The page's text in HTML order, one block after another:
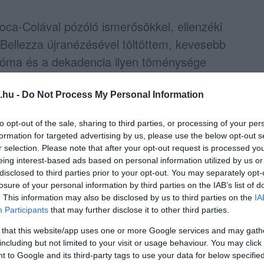
- Do Not Process My Personal Information
opt-out of the sale, sharing to third parties, or processing of your
for targeted advertising by us, please use the below opt-out
selection. Please note that after your opt-out request is processed
interest-based ads based on personal information utilized by us
to third parties prior to your opt-out. You may separately
of your personal information by third parties on the IAB’s list of
This information may also be disclosed by us to third parties on the
Participants that may further disclose it to other third parties.
that this website/app uses one or more Google services and may
but not limited to your visit or usage behaviour. You may
to Google and its third-party tags to use your data for below
Colával pózóló ismerősökkel, ellenzéki
újranézésével töltöttem, kevesebb
és a dekadencia ilyen töménysége
cukros szar, mármint a Coca-Cola, illetve
valami nagy bejelentés, remény,
amerikai nagykövettől vagy a Velencei
bukását. Hanem akkor most a Coca-
mondom el, mert a tisztelt olvasó
mint én. Tetszés szerint talán már szelfizett
hogy akkor most csak azért is Pepsit